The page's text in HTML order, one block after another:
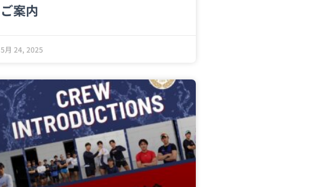
ご案内
5月 24, 2025